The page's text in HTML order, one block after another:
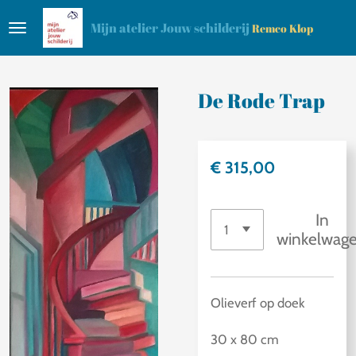
Ga
de
hoofdinhoud
Mijn atelier Jouw schilderij Remco Klop
De Rode Trap
€ 315,00
In
Olieverf op doek
30 x 80 cm